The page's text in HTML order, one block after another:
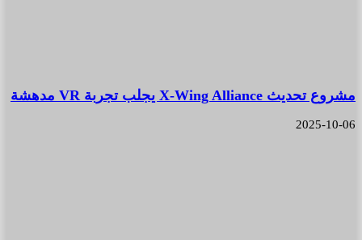
مشروع تحديث X-Wing Alliance يجلب تجربة VR مدهشة
2025-10-06